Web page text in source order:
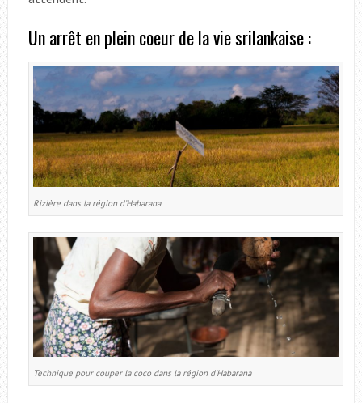
Un arrêt en plein coeur de la vie srilankaise :
Rizière dans la région d’Habarana
Technique pour couper la coco dans la région d’Habarana